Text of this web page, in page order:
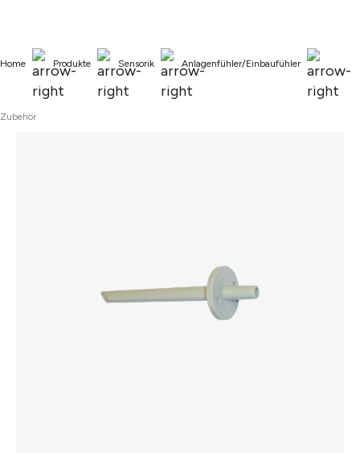
Home Produkte Sensorik Anlagenfühler/Einbaufühler
Zubehör